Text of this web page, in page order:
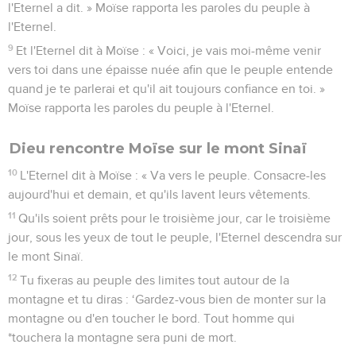
l'Eternel a dit. » Moïse rapporta les paroles du peuple à
l'Eternel.
9 Et l'Eternel dit à Moïse : « Voici, je vais moi-même venir
vers toi dans une épaisse nuée afin que le peuple entende
quand je te parlerai et qu'il ait toujours confiance en toi. »
Moïse rapporta les paroles du peuple à l'Eternel.
Dieu rencontre Moïse sur le mont Sinaï
10 L'Eternel dit à Moïse : « Va vers le peuple. Consacre-les
aujourd'hui et demain, et qu'ils lavent leurs vêtements.
11 Qu'ils soient prêts pour le troisième jour, car le troisième
jour, sous les yeux de tout le peuple, l'Eternel descendra sur
le mont Sinaï.
12 Tu fixeras au peuple des limites tout autour de la
montagne et tu diras : ‘Gardez-vous bien de monter sur la
montagne ou d'en toucher le bord. Tout homme qui
*touchera la montagne sera puni de mort.